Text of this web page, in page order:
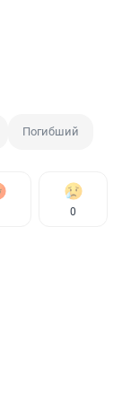
Погибший
0